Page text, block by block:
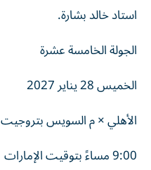
استاد خالد بشارة.
الجولة الخامسة عشرة
الخميس 28 يناير 2027
الأهلي × م السويس بتروجيت
9:00 مساءً بتوقيت الإمارات